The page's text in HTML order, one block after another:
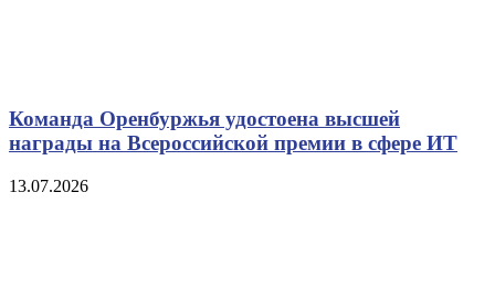
Команда Оренбуржья удостоена высшей
награды на Всероссийской премии в сфере ИТ
13.07.2026